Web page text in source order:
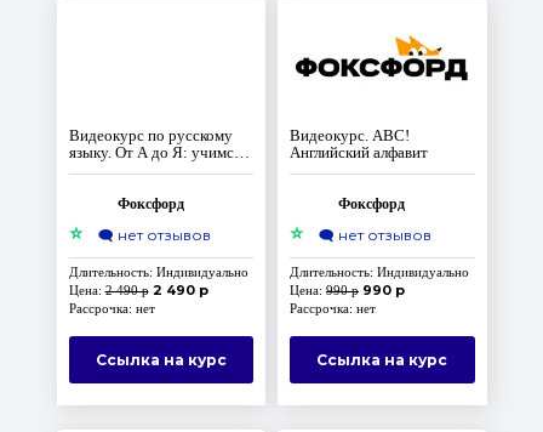
Видеокурс по русскому
языку. От А до Я: учимся
писать правильно
Фоксфорд
⭐ 🗨️ нет отзывов
Длительность: Индивидуально
Цена:2 490 р 2 490 р
Рассрочка: нет
Ссылка на курс
Видеокурс. ABC!
Английский алфавит
Фоксфорд
⭐ 🗨️ нет отзывов
Длительность: Индивидуально
Цена: 990 р 990 р
Рассрочка: нет
Ссылка на курс